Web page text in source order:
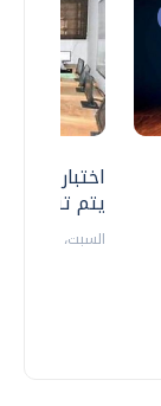
اختبارات
يتم
السبت، 18 يوليو 2026 09:22 ص